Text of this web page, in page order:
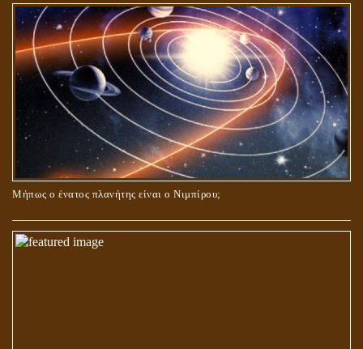
Μήπως ο ένατος πλανήτης είναι ο Νιμπίρου;